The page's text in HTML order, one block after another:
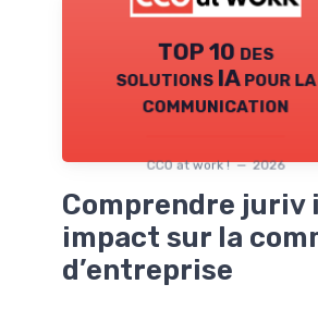
TOP 10 des
solutions IA pour la
communication
CCO at work ! — 2026
Comprendre juriv
impact sur la
d’entreprise